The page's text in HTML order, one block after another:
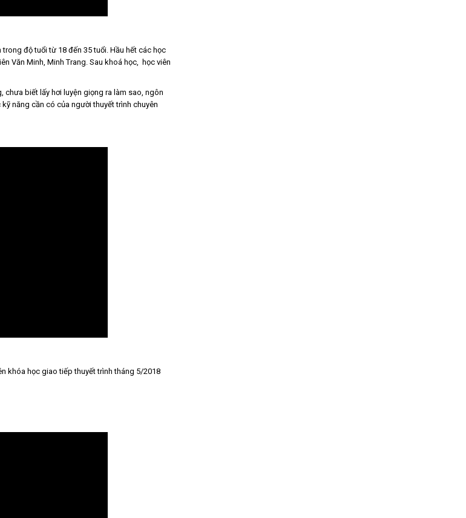
độ tuổi từ 18 đến 35 tuổi. Hầu hết các học
Văn Minh, Minh Trang. Sau khoá học, học viên
chưa biết lấy hơi luyện giọng ra làm sao, ngôn
năng cần có của người thuyết trình chuyên
khóa học giao tiếp thuyết trình tháng 5/2018